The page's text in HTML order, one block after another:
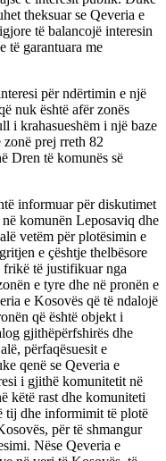
theksuar se Qeveria e
të balancojë interesin
të garantuara me
për ndërtimin e një
nuk është afër zonës
i krahasueshëm i një baze
prej rreth 82
Dren të komunës së
informuar për diskutimet
komunën Leposaviq dhe
vetëm për plotësimin e
e çështje thelbësore
të justifikuar nga
e tyre dhe në pronën e
e Kosovës që të ndalojë
që është objekt i
gjithëpërfshirës dhe
përfaqësuesit e
qenë se Qeveria e
i gjithë komunitetit në
këtë rast dhe komuniteti
tij dhe informimit të plotë
për të shmangur
Nëse Qeveria e